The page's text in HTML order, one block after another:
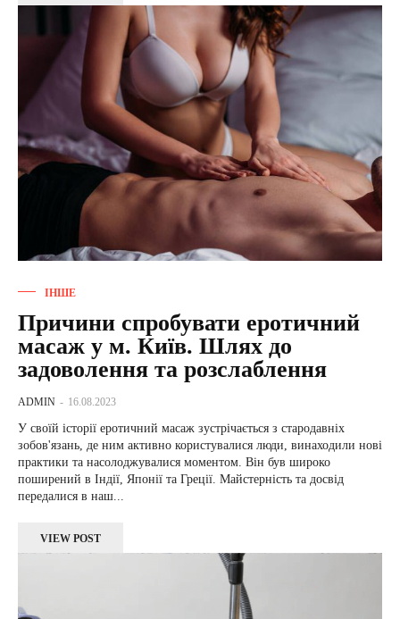
ІНШЕ
Причини спробувати еротичний
масаж у м. Київ. Шлях до
задоволення та розслаблення
ADMIN - 16.08.2023
У своїй історії еротичний масаж зустрічається з стародавніх
зобов'язань, де ним активно користувалися люди, винаходили нові
практики та насолоджувалися моментом. Він був широко
поширений в Індії, Японії та Греції. Майстерність та досвід
передалися в наш...
VIEW POST